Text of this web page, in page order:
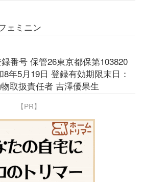
ェミニン
番号 保管26東京都保第103820
年5月19日 登録有効期限末日：
取扱責任者 吉澤優果生
【PR】